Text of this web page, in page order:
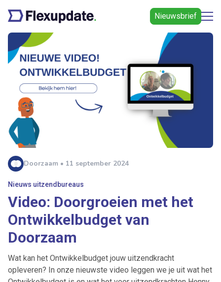
Nieuwsbrief
Doorzaam • 11 september 2024
Nieuws uitzendbureaus
Video: Doorgroeien met het
Ontwikkelbudget van
Doorzaam
Wat kan het Ontwikkelbudget jouw uitzendkracht
opleveren? In onze nieuwste video leggen we je uit wat het